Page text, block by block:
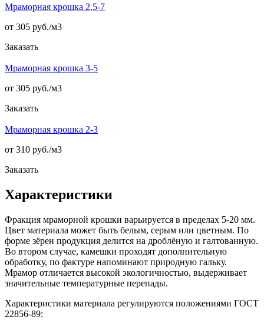
Мраморная крошка 2,5-7
от 305 руб./м3
Заказать
Мраморная крошка 3-5
от 305 руб./м3
Заказать
Мраморная крошка 2-3
от 310 руб./м3
Заказать
Характеристики
Фракция мраморной крошки варьируется в пределах 5-20 мм.
Цвет материала может быть белым, серым или цветным. По
форме зёрен продукция делится на дроблёную и галтованную.
Во втором случае, камешки проходят дополнительную
обработку, по фактуре напоминают природную гальку.
Мрамор отличается высокой экологичностью, выдерживает
значительные температурные перепады.
Характеристики материала регулируются положениями ГОСТ
22856-89: